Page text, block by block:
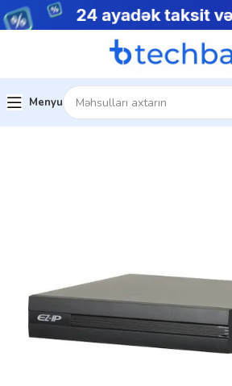
Menyu
Şəbəkə Video Qeydiyyatçıları